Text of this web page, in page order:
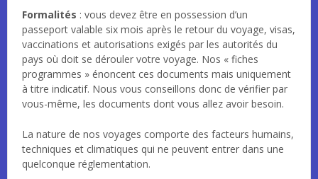
Formalités : vous devez être en possession d’un
passeport valable six mois après le retour du voyage, visas,
vaccinations et autorisations exigés par les autorités du
pays où doit se dérouler votre voyage. Nos « fiches
programmes » énoncent ces documents mais uniquement
à titre indicatif. Nous vous conseillons donc de vérifier par
vous-même, les documents dont vous allez avoir besoin.
La nature de nos voyages comporte des facteurs humains,
techniques et climatiques qui ne peuvent entrer dans une
quelconque réglementation.